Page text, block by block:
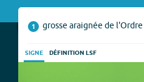
1 grosse araignée de l'Ordre
SIGNE DÉFINITION LSF